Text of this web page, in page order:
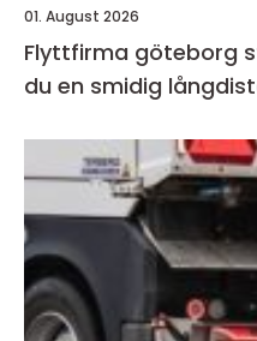
01. August 2026
Flyttfirma göteborg
du en smidig